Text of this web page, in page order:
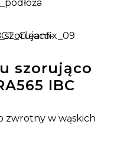
szorująco
IBC
zwrotny w wąskich